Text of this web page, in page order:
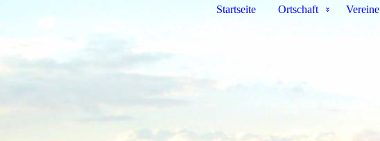
Startseite Ortschaft Vereine